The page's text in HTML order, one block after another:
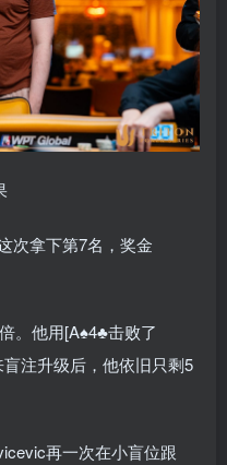
次拿下第7名，奖金
。他用[A♠4♣击败了
注升级后，他依旧只剩5
再一次在小盲位跟